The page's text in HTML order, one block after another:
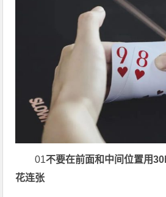
01不要在前面和中间位置用
花连张